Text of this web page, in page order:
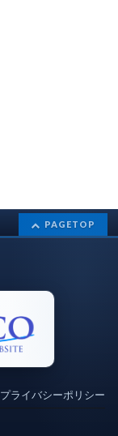
PAGETOP
プライバシーポリシー